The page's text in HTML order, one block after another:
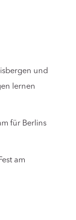
und
lernen
für Berlins
am